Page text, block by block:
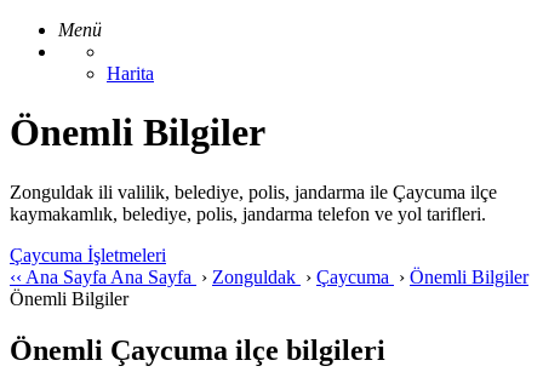
Menü
Harita
Önemli Bilgiler
Zonguldak ili valilik, belediye, polis, jandarma ile Çaycuma ilçe
kaymakamlık, belediye, polis, jandarma telefon ve yol tarifleri.
Çaycuma İşletmeleri
‹‹ Ana Sayfa Ana Sayfa › Zonguldak › Çaycuma › Önemli Bilgiler
Önemli Bilgiler
Önemli Çaycuma ilçe bilgileri